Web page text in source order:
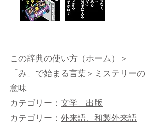
この辞典の使い方（ホーム）＞
「み」で始まる言葉＞ミステリーの
意味
カテゴリー： 文学、出版
カテゴリー： 外来語、和製外来語